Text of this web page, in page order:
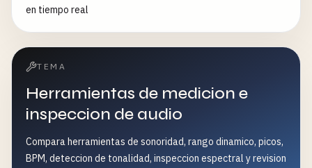
en tiempo real
TEMA
Herramientas de medicion e
inspeccion de audio
Compara herramientas de sonoridad, rango dinamico, picos,
BPM, deteccion de tonalidad, inspeccion espectral y revision